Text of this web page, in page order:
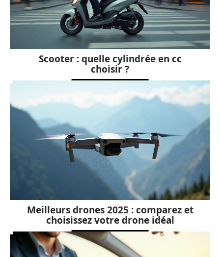
Scooter : quelle cylindrée en cc
choisir ?
Meilleurs drones 2025 : comparez et
choisissez votre drone idéal